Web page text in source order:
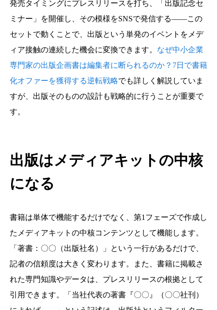
発売タイミングにプレスリリースを打ち、「出版記念セ
ミナー」を開催し、その模様をSNSで発信する——この
セットで動くことで、出版という単発のイベントをメデ
ィア接触の連続した機会に変換できます。 なぜ中小企業
専門家の出版企画書は編集者に断られるのか？7日で書籍
化オファーを獲得する逆転戦略でも詳しく解説していま
すが、出版そのものの設計も戦略的に行うことが重要で
す。
出版はメディアキットの中核
になる
書籍は単体で機能するだけでなく、第1フェーズで作成し
たメディアキットの中核コンテンツとして機能します。
「著書：〇〇（出版社名）」という一行があるだけで、
記者の信頼度は大きく変わります。また、書籍に掲載さ
れた専門知識やデータは、プレスリリースの根拠として
引用できます。「当社代表の著書『〇〇』（〇〇社刊）